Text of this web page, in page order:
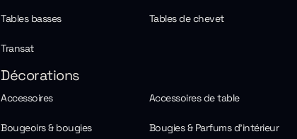
Tables basses Tables de chevet
Transat
Décorations
Accessoires Accessoires de table
Bougeoirs & bougies Bougies & Parfums d'intérieur